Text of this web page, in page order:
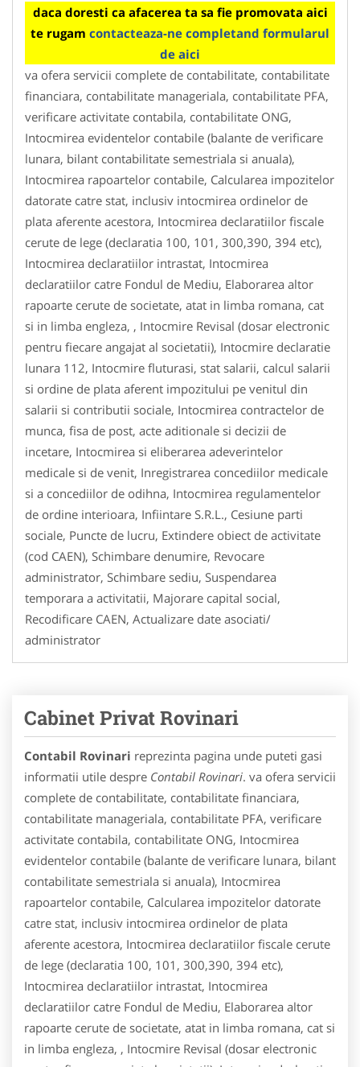
daca doresti ca afacerea ta sa fie promovata aici
te rugam contacteaza-ne completand formularul
de aici
va ofera servicii complete de contabilitate, contabilitate
financiara, contabilitate manageriala, contabilitate PFA,
verificare activitate contabila, contabilitate ONG,
Intocmirea evidentelor contabile (balante de verificare
lunara, bilant contabilitate semestriala si anuala),
Intocmirea rapoartelor contabile, Calcularea impozitelor
datorate catre stat, inclusiv intocmirea ordinelor de
plata aferente acestora, Intocmirea declaratiilor fiscale
cerute de lege (declaratia 100, 101, 300,390, 394 etc),
Intocmirea declaratiilor intrastat, Intocmirea
declaratiilor catre Fondul de Mediu, Elaborarea altor
rapoarte cerute de societate, atat in limba romana, cat
si in limba engleza, , Intocmire Revisal (dosar electronic
pentru fiecare angajat al societatii), Intocmire declaratie
lunara 112, Intocmire fluturasi, stat salarii, calcul salarii
si ordine de plata aferent impozitului pe venitul din
salarii si contributii sociale, Intocmirea contractelor de
munca, fisa de post, acte aditionale si decizii de
incetare, Intocmirea si eliberarea adeverintelor
medicale si de venit, Inregistrarea concediilor medicale
si a concediilor de odihna, Intocmirea regulamentelor
de ordine interioara, Infiintare S.R.L., Cesiune parti
sociale, Puncte de lucru, Extindere obiect de activitate
(cod CAEN), Schimbare denumire, Revocare
administrator, Schimbare sediu, Suspendarea
temporara a activitatii, Majorare capital social,
Recodificare CAEN, Actualizare date asociati/
administrator
Cabinet Privat Rovinari
Contabil Rovinari reprezinta pagina unde puteti gasi
informatii utile despre Contabil Rovinari. va ofera servicii
complete de contabilitate, contabilitate financiara,
contabilitate manageriala, contabilitate PFA, verificare
activitate contabila, contabilitate ONG, Intocmirea
evidentelor contabile (balante de verificare lunara, bilant
contabilitate semestriala si anuala), Intocmirea
rapoartelor contabile, Calcularea impozitelor datorate
catre stat, inclusiv intocmirea ordinelor de plata
aferente acestora, Intocmirea declaratiilor fiscale cerute
de lege (declaratia 100, 101, 300,390, 394 etc),
Intocmirea declaratiilor intrastat, Intocmirea
declaratiilor catre Fondul de Mediu, Elaborarea altor
rapoarte cerute de societate, atat in limba romana, cat si
in limba engleza, , Intocmire Revisal (dosar electronic